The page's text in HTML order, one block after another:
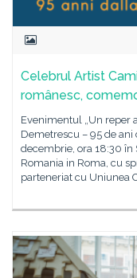
Celebrul Artist
românesc,
Evenimentul „Un reper
Demetrescu – 95 de ani
decembrie, ora 18:30 în
Romania in Roma, cu
parteneriat cu Uniunea